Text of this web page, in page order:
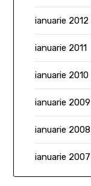
ianuarie 2012
ianuarie 2011
ianuarie 2010
ianuarie 2009
ianuarie 2008
ianuarie 2007